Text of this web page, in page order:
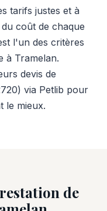
tarifs justes et à
coût de chaque
l'un des critères
à Tramelan.
devis de
via Petlib pour
le mieux.
de